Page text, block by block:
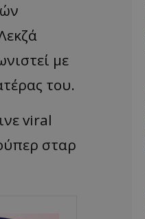
με
του.
viral
σταρ